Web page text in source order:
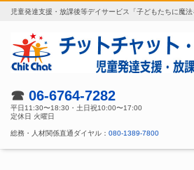
児童発達支援・放課後等デイサービス「子どもたちに魔法
☎ 06-6764-7282
平日11:30〜18:30・土日祝10:00〜17:00
定休日 火曜日
総務・人材関係直通ダイヤル： 080-1389-7800